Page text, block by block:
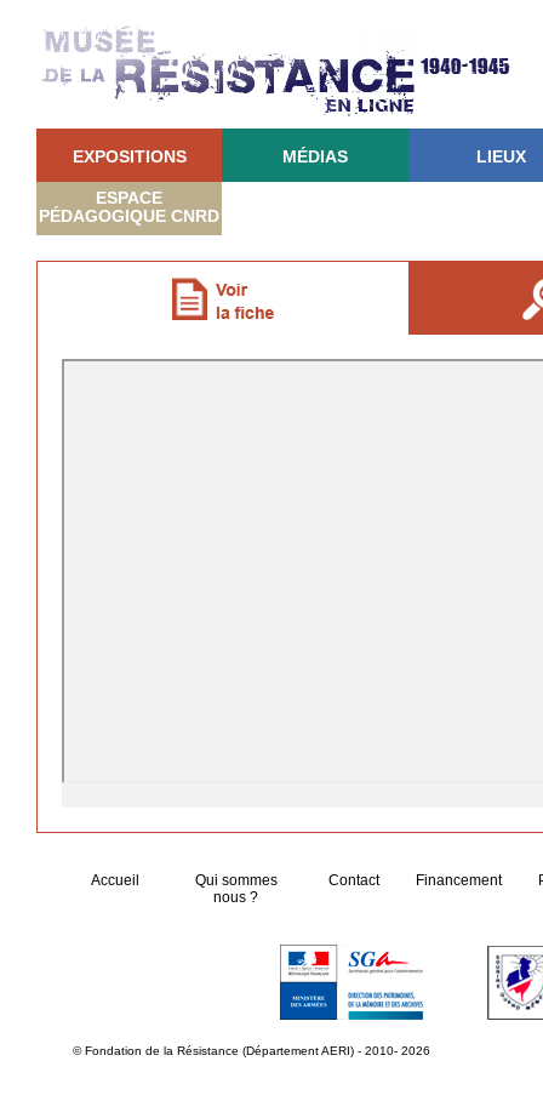
EXPOSITIONS MÉDIAS LIEUX
ESPACE
PÉDAGOGIQUE CNRD
Accueil
Qui sommes
nous ?
Contact Financement
© Fondation de la Résistance (Département AERI) - 2010- 2026